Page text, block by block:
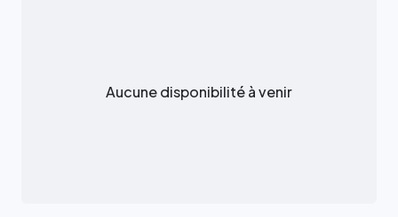
Aucune disponibilité à venir